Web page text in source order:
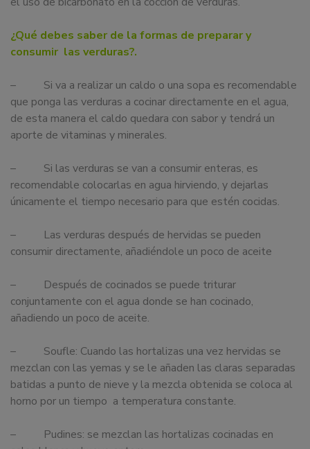
¿Qué debes saber de la formas de preparar y
consumir las verduras?.
– Si va a realizar un caldo o una sopa es recomendable
que ponga las verduras a cocinar directamente en el agua,
de esta manera el caldo quedara con sabor y tendrá un
aporte de vitaminas y minerales.
– Si las verduras se van a consumir enteras, es
recomendable colocarlas en agua hirviendo, y dejarlas
únicamente el tiempo necesario para que estén cocidas.
– Las verduras después de hervidas se pueden
consumir directamente, añadiéndole un poco de aceite
– Después de cocinados se puede triturar
conjuntamente con el agua donde se han cocinado,
añadiendo un poco de aceite.
– Soufle: Cuando las hortalizas una vez hervidas se
mezclan con las yemas y se le añaden las claras separadas
batidas a punto de nieve y la mezcla obtenida se coloca al
horno por un tiempo a temperatura constante.
– Pudines: se mezclan las hortalizas cocinadas en